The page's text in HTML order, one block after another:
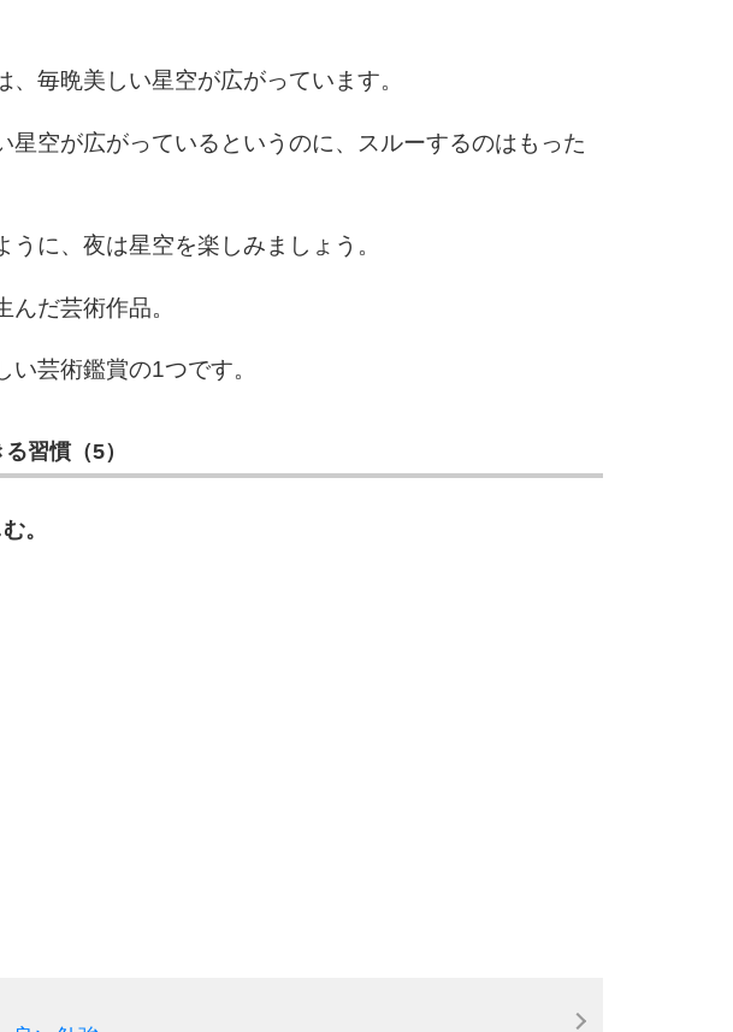
、毎晩美しい星空が広がっています。
星空が広がっているというのに、スルーするのはもった
うに、夜は星空を楽しみましょう。
だ芸術作品。
い芸術鑑賞の1つです。
習慣（5）
。